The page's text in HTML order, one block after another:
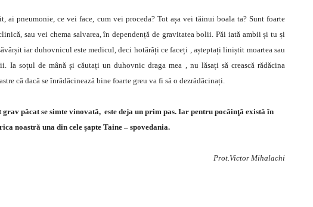
ai pneumonie, ce vei face, cum vei proceda? Tot așa vei tăinui boala ta? Sunt foarte
sau vei chema salvarea, în dependență de gravitatea bolii. Păi iată ambii și tu și
iar duhovnicul este medicul, deci hotărâți ce faceți , așteptați liniștit moartea sau
Ia soțul de mână și căutați un duhovnic draga mea , nu lăsați să crească rădăcina
că dacă se înrădăcinează bine foarte greu va fi să o dezrădăcinați.
grav păcat se simte vinovată, este deja un prim pas. Iar pentru pocăinţă existâ în
noastră una din cele şapte Taine – spovedania.
Prot.Victor Mihalachi